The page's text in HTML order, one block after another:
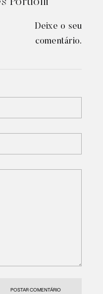
Deixe o seu
comentário.